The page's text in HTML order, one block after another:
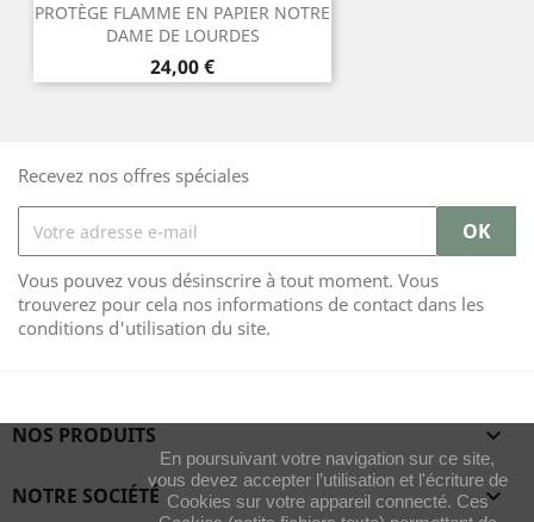
PROTÈGE FLAMME EN PAPIER NOTRE
DAME DE LOURDES
Prix
24,00 €
Recevez nos offres spéciales
Vous pouvez vous désinscrire à tout moment. Vous
trouverez pour cela nos informations de contact dans les
conditions d'utilisation du site.
NOS PRODUITS 
NOTRE SOCIÉTÉ 
En poursuivant votre navigation sur ce site,
vous devez accepter l’utilisation et l'écriture de
Cookies sur votre appareil connecté. Ces